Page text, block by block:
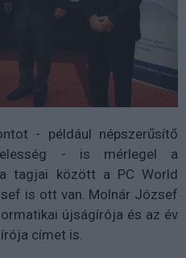
- például népszerűsítő
- is mérlegel a
tagjai között a PC World
is ott van. Molnár József
újságírója és az év
címet is.